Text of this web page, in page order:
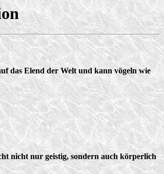
das Elend der Welt und kann vögeln wie
nicht nur geistig, sondern auch körperlich